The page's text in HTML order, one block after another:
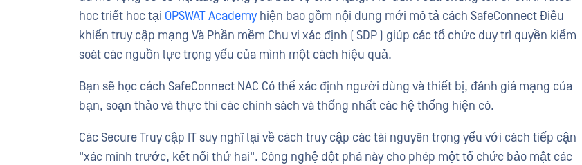
học triết học tại OPSWAT Academyhiện bao gồm nội dung mới mô tả cách SafeConnect Điều
khiển truy cập mạng Và Phần mềm Chu vi xác định ( SDP ) giúp các tổ chức duy trì quyền kiểm
soát các nguồn lực trọng yếu của mình một cách hiệu quả.
Bạn sẽ học cách SafeConnect NAC Có thể xác định người dùng và thiết bị, đánh giá mạng của
bạn, soạn thảo và thực thi các chính sách và thống nhất các hệ thống hiện có.
Các Secure Truy cập IT suy nghĩ lại về cách truy cập các tài nguyên trọng yếu với cách tiếp cận
"xác minh trước, kết nối thứ hai". Công nghệ đột phá này cho phép một tổ chức bảo mật các